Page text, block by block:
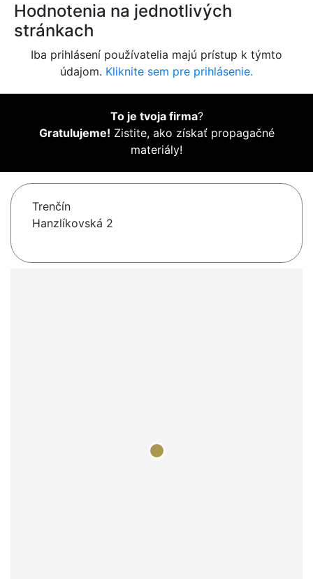
Hodnotenia na jednotlivých
stránkach
Iba prihlásení používatelia majú prístup k týmto
údajom. Kliknite sem pre prihlásenie.
To je tvoja firma?
Gratulujeme! Zistite, ako získať propagačné
materiály!
Trenčín
Hanzlíkovská 2